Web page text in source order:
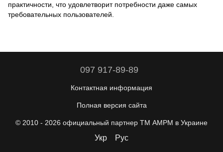
практичности, что удовлетворит потребности даже самых
требовательных пользователей.
097 917-89-89
Контактная информация
Полная версия сайта
© 2010 - 2026 официальный партнер ТМ AMPM в Украине
Укр Рус